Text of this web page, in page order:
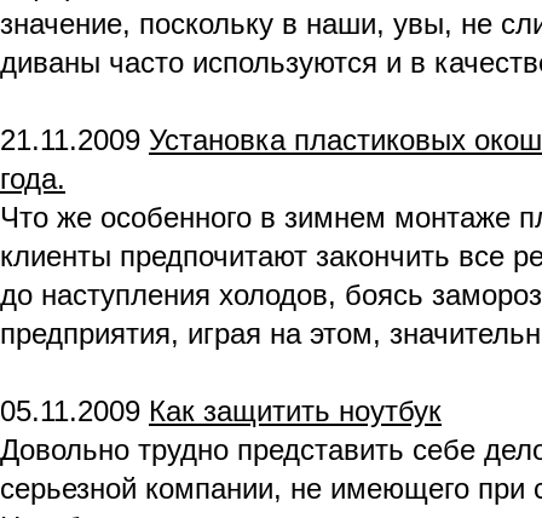
значение, поскольку в наши, увы, не
диваны часто используются и в
21.11.2009 Установка пластиковых
года.
Что же особенного в зимнем монтаже
клиенты предпочитают закончить все
до наступления холодов, боясь
предприятия, играя на этом,
05.11.2009 Как защитить ноутбук
Довольно трудно представить себе
серьезной компании, не имеющего при